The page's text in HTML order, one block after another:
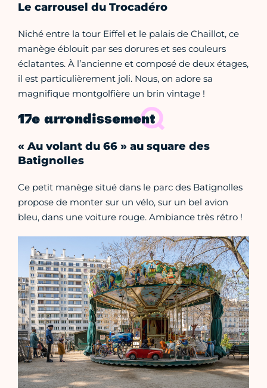
Le carrousel du Trocadéro
Niché entre la tour Eiffel et le palais de Chaillot, ce
manège éblouit par ses dorures et ses couleurs
éclatantes. À l’ancienne et composé de deux étages,
il est particulièrement joli. Nous, on adore sa
magnifique montgolfière un brin vintage !
17e arrondissement
« Au volant du 66 » au square des
Batignolles
Ce petit manège situé dans le parc des Batignolles
propose de monter sur un vélo, sur un bel avion
bleu, dans une voiture rouge. Ambiance très rétro !